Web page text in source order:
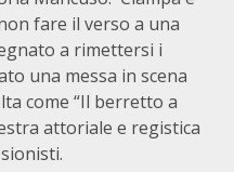
fare il verso a una
a rimettersi i
una messa in scena
come “Il berretto a
attoriale e registica